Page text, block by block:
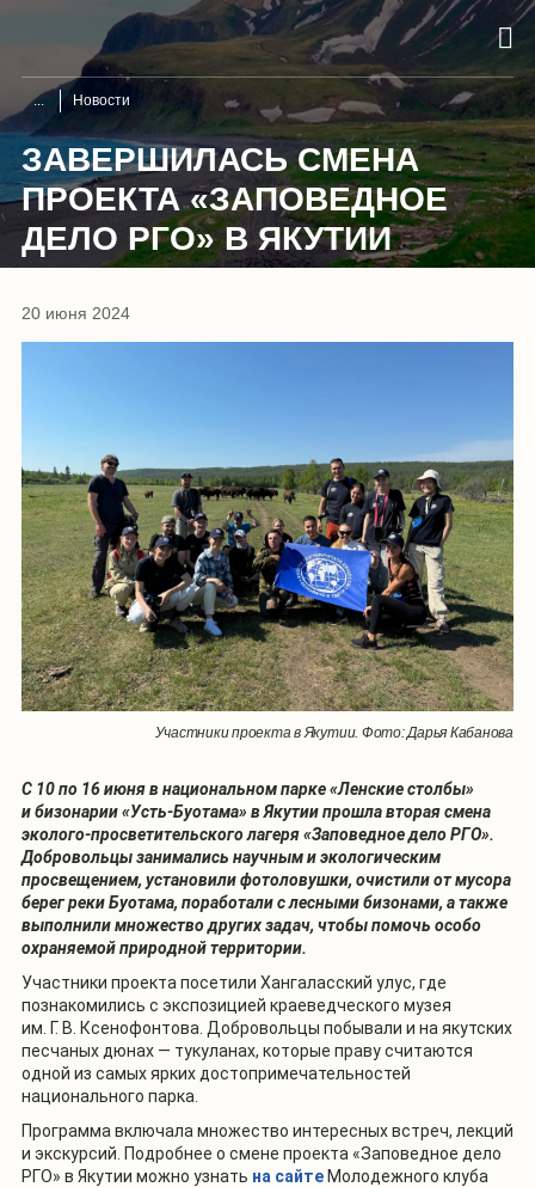
Новости
ЗАВЕРШИЛАСЬ СМЕНА
ПРОЕКТА «ЗАПОВЕДНОЕ
ДЕЛО РГО» В ЯКУТИИ
20 июня 2024
Участники проекта в Якутии. Фото: Дарья Кабанова
С 10 по 16 июня в национальном парке «Ленские столбы»
и бизонарии «Усть-Буотама» в Якутии прошла вторая смена
эколого-просветительского лагеря «Заповедное дело РГО».
Добровольцы занимались научным и экологическим
просвещением, установили фотоловушки, очистили от мусора
берег реки Буотама, поработали с лесными бизонами, а также
выполнили множество других задач, чтобы помочь особо
охраняемой природной территории.
Участники проекта посетили Хангаласский улус, где
познакомились с экспозицией краеведческого музея
им. Г. В. Ксенофонтова. Добровольцы побывали и на якутских
песчаных дюнах — тукуланах, которые праву считаются
одной из самых ярких достопримечательностей
национального парка.
Программа включала множество интересных встреч, лекций
и экскурсий. Подробнее о смене проекта «Заповедное дело
РГО» в Якутии можно узнать на сайте Молодежного клуба